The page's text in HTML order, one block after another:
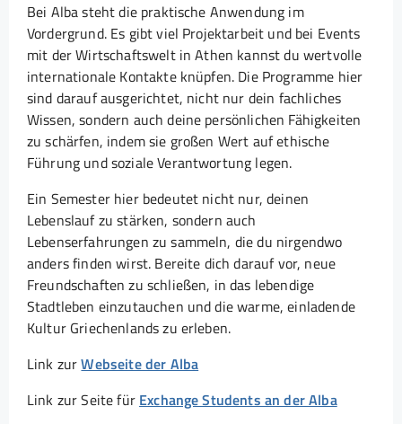
Bei Alba steht die praktische Anwendung im
Vordergrund. Es gibt viel Projektarbeit und bei Events
mit der Wirtschaftswelt in Athen kannst du wertvolle
internationale Kontakte knüpfen. Die Programme hier
sind darauf ausgerichtet, nicht nur dein fachliches
Wissen, sondern auch deine persönlichen Fähigkeiten
zu schärfen, indem sie großen Wert auf ethische
Führung und soziale Verantwortung legen.
Ein Semester hier bedeutet nicht nur, deinen
Lebenslauf zu stärken, sondern auch
Lebenserfahrungen zu sammeln, die du nirgendwo
anders finden wirst. Bereite dich darauf vor, neue
Freundschaften zu schließen, in das lebendige
Stadtleben einzutauchen und die warme, einladende
Kultur Griechenlands zu erleben.
Link zurWebseite der Alba
Link zur Seite für Exchange Students an der Alba